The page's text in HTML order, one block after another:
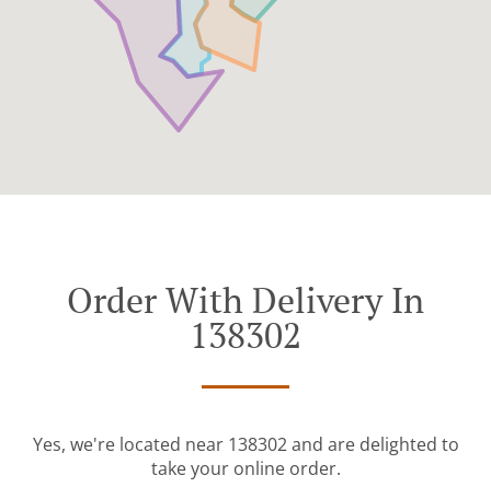
Order With Delivery In
138302
Yes, we're located near 138302 and are delighted to
take your online order.